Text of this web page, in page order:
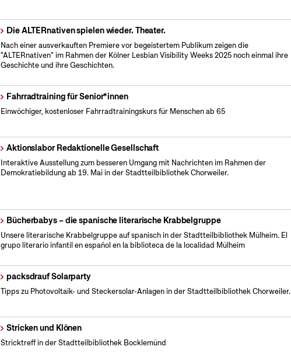
Die ALTERnativen spielen wieder. Theater.
Nach einer ausverkauften Premiere vor begeistertem Publikum zeigen die
"ALTERnativen" im Rahmen der Kölner Lesbian Visibility Weeks 2025 noch einmal ihre
Geschichte und ihre Geschichten.
Fahrradtraining für Senior*innen
Einwöchiger, kostenloser Fahrradtrainingskurs für Menschen ab 65
Aktionslabor Redaktionelle Gesellschaft
Interaktive Ausstellung zum besseren Umgang mit Nachrichten im Rahmen der
Demokratiebildung ab 19. Mai in der Stadtteilbibliothek Chorweiler.
Bücherbabys – die spanische literarische Krabbelgruppe
Unsere literarische Krabbelgruppe auf spanisch in der Stadtteilbibliothek Mülheim. El
grupo literario infantil en español en la biblioteca de la localidad Mülheim
packsdrauf Solarparty
Tipps zu Photovoltaik- und Steckersolar-Anlagen in der Stadtteilbibliothek Chorweiler.
Stricken und Klönen
Stricktreff in der Stadtteilbibliothek Bocklemünd